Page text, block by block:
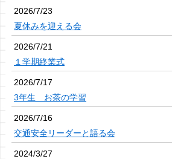
2026/7/23
夏休みを迎える会
2026/7/21
１学期終業式
2026/7/17
3年生 お茶の学習
2026/7/16
交通安全リーダーと語る会
2024/3/27